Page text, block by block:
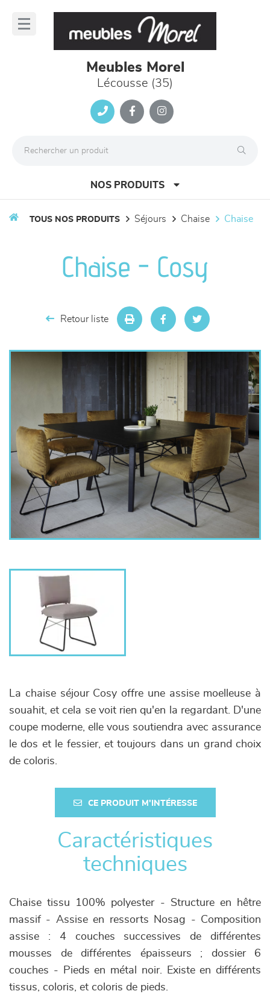
Meubles Morel
Lécousse (35)
NOS PRODUITS
meubles de complément
décoration
TOUS NOS PRODUITS séjours chaise chaise
Chaise - Cosy
Retour liste
La chaise séjour Cosy offre une assise moelleuse à
souahit, et cela se voit rien qu'en la regardant. D'une
coupe moderne, elle vous soutiendra avec assurance
le dos et le fessier, et toujours dans un grand choix
de coloris.
CE PRODUIT M'INTÉRESSE
Caractéristiques
techniques
Chaise tissu 100% polyester - Structure en hêtre
massif - Assise en ressorts Nosag - Composition
assise : 4 couches successives de différentes
mousses de différentes épaisseurs ; dossier 6
couches - Pieds en métal noir. Existe en différents
tissus, coloris, et coloris de pieds.